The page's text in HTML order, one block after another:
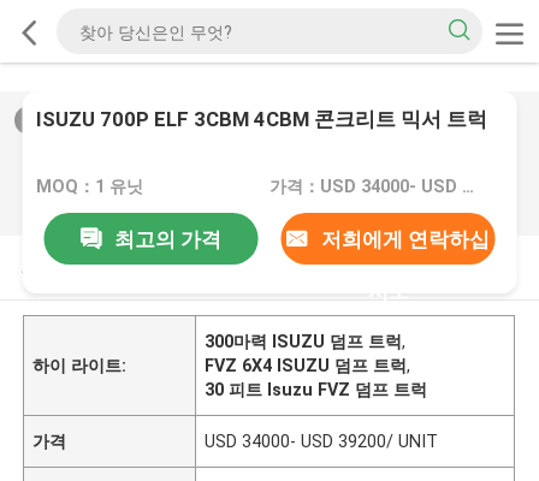
/0
ISUZU 700P ELF 3CBM 4CBM 콘크리트 믹서 트럭
MOQ：1 유닛 가격：USD 34000- USD 39200/ UNIT
최고의 가격 저희에게 연락하십
제품 설명
하이 라이트:
300마력 ISUZU 덤프 트럭,
FVZ 6X4 ISUZU 덤프 트럭,
30 피트 Isuzu FVZ 덤프 트럭
가격 USD 34000- USD 39200/ UNIT